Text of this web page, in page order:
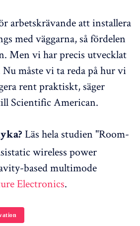
arbetskrävande att installera
med väggarna, så fördelen
Men vi har precis utvecklat
måste vi ta reda på hur vi
rent praktiskt, säger
Scientific American.
Läs hela studien "Room-
wireless power
based multimode
Electronics.